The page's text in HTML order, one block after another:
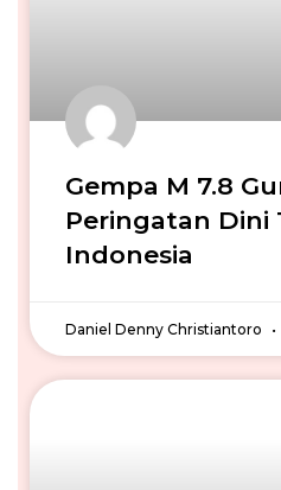
Gempa M 7.8
Peringatan Dini
Indonesia
Daniel Denny Christiantoro